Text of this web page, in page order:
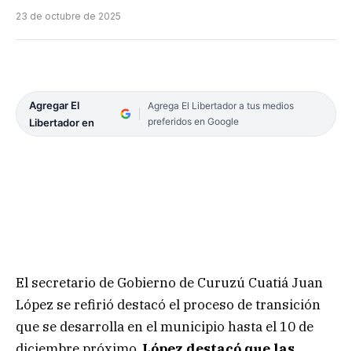
23 de octubre de 2025
Agregar El
Libertador en
Agrega El Libertador a tus medios
preferidos en Google
El secretario de Gobierno de Curuzú Cuatiá Juan
López se refirió destacó el proceso de transición
que se desarrolla en el municipio hasta el 10 de